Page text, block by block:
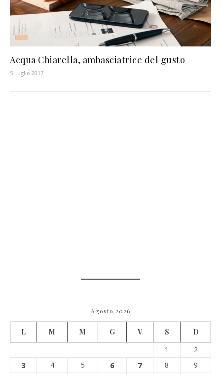
Acqua Chiarella, ambasciatrice del gusto
5 Luglio 2017
Agosto 2026
L M M G V S
D
1
2
3 4 5 6 7 8
9